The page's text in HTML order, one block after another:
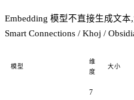
Embedding 模型不直接生成文本
Smart Connections / Khoj /
模型
维
度
大小
7